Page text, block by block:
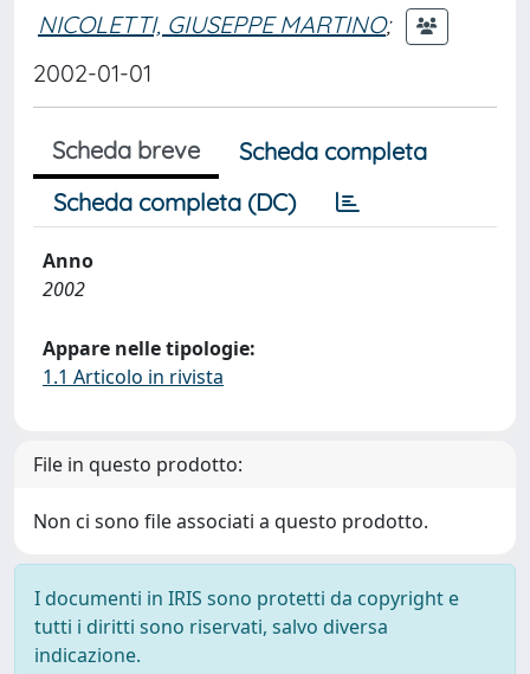
NICOLETTI, GIUSEPPE MARTINO;
2002-01-01
Scheda breve
Scheda completa
Scheda completa (DC)
Anno
2002
Appare nelle tipologie:
1.1 Articolo in rivista
File in questo prodotto:
Non ci sono file associati a questo prodotto.
I documenti in IRIS sono protetti da copyright e
tutti i diritti sono riservati, salvo diversa
indicazione.